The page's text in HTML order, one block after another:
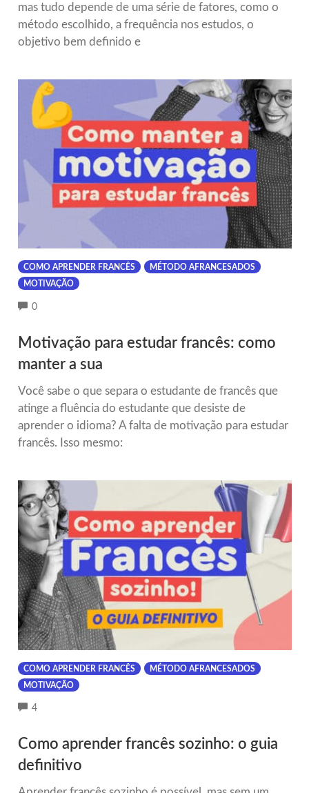
mas tudo depende de uma série de fatores, como o
método escolhido, a frequência nos estudos, o
objetivo bem definido e
COMO APRENDER FRANCÊS
MÉTODO AFRANCESADOS
MOTIVAÇÃO
0COMMENTS
Motivação para estudar francês: como
manter a sua
Você sabe o que separa o estudante de francês que
atinge a fluência do estudante que desiste de
aprender o idioma? A falta de motivação para estudar
francês. Isso mesmo:
COMO APRENDER FRANCÊS
MÉTODO AFRANCESADOS
MOTIVAÇÃO
4COMMENTS
Como aprender francês sozinho: o guia
definitivo